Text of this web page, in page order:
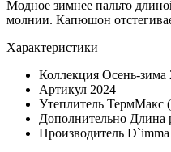
Модное зимнее пальто
молнии. Капюшон
Характеристики
Коллекция Осень-зима
Артикул 2024
Утеплитель ТермМакс
Дополнительно Длина
Производитель D`imma